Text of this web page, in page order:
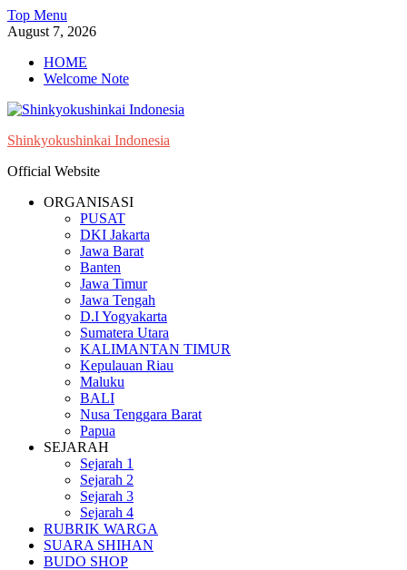
Skip
to
Top Menu
August 7, 2026
HOME
Welcome Note
Shinkyokushinkai Indonesia
Official Website
ORGANISASI
PUSAT
DKI Jakarta
Jawa Barat
Banten
Jawa Timur
Jawa Tengah
D.I Yogyakarta
Sumatera Utara
KALIMANTAN TIMUR
Kepulauan Riau
Maluku
BALI
Nusa Tenggara Barat
Papua
SEJARAH
Sejarah 1
Sejarah 2
Sejarah 3
Sejarah 4
RUBRIK WARGA
SUARA SHIHAN
BUDO SHOP